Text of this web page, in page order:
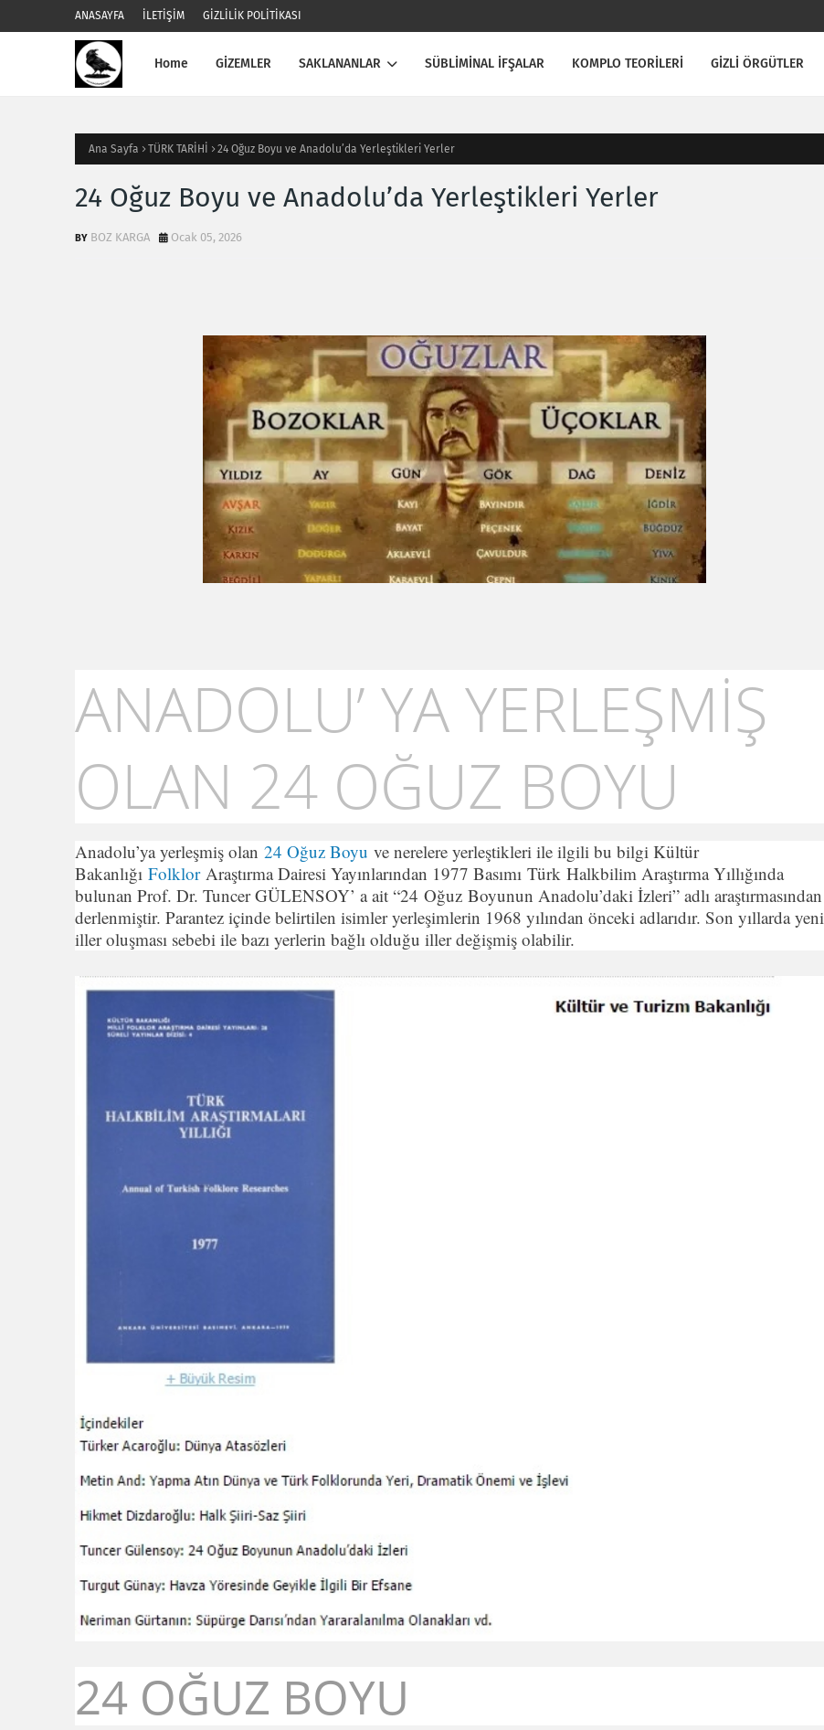
ANASAYFA İLETİŞİM GİZLİLİK POLİTİKASI
Home GİZEMLER SAKLANANLAR SÜBLİMİNAL İFŞALAR KOMPLO TEORİLERİ GİZLİ ÖRGÜTLER
Ana Sayfa TÜRK TARİHİ 24 Oğuz Boyu ve Anadolu’da Yerleştikleri Yerler
24 Oğuz Boyu ve Anadolu’da Yerleştikleri Yerler
BOZ KARGA Ocak 05, 2026
ANADOLU’ YA YERLEŞMİŞ
OLAN 24 OĞUZ BOYU
Anadolu’ya yerleşmiş olan 24 Oğuz Boyu ve nerelere yerleştikleri ile ilgili bu bilgi Kültür
Bakanlığı FolklorAraştırma Dairesi Yayınlarından 1977 Basımı Türk Halkbilim Araştırma Yıllığında
bulunan Prof. Dr. Tuncer GÜLENSOY’ a ait “24 Oğuz Boyunun Anadolu’daki İzleri” adlı araştırmasından
derlenmiştir. Parantez içinde belirtilen isimler yerleşimlerin 1968 yılından önceki adlarıdır. Son yıllarda yeni
iller oluşması sebebi ile bazı yerlerin bağlı olduğu iller değişmiş olabilir.
24 OĞUZ BOYU